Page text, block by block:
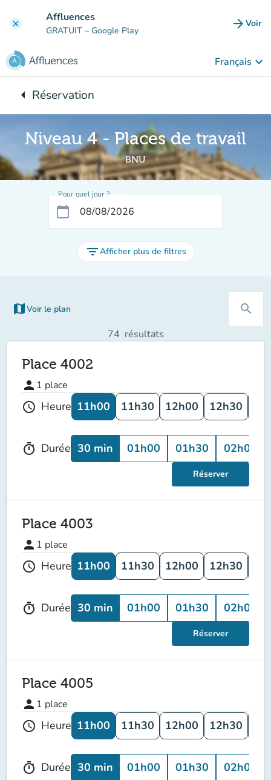
clear Affluences
GRATUIT – Google Play arrow_forward Voir
Français keyboard_arrow_down
arrow_leftRetour à :
Réservation
Niveau 4 - Places de travail
BNU
Pour quel jour ?
calendar_today
filter_listAfficher plus de filtres
map Voir le plan
(nouvel onglet) search
74 résultats
Place 4002
person 1 place
schedule Heure 11h00 11h30 12h00 12h30
timer Durée 30 min 01h00 01h30 02h00
Réserver
Place 4003
person 1 place
schedule Heure 11h00 11h30 12h00 12h30
timer Durée 30 min 01h00 01h30 02h00
Réserver
Place 4005
person 1 place
schedule Heure 11h00 11h30 12h00 12h30
timer Durée 30 min 01h00 01h30 02h00